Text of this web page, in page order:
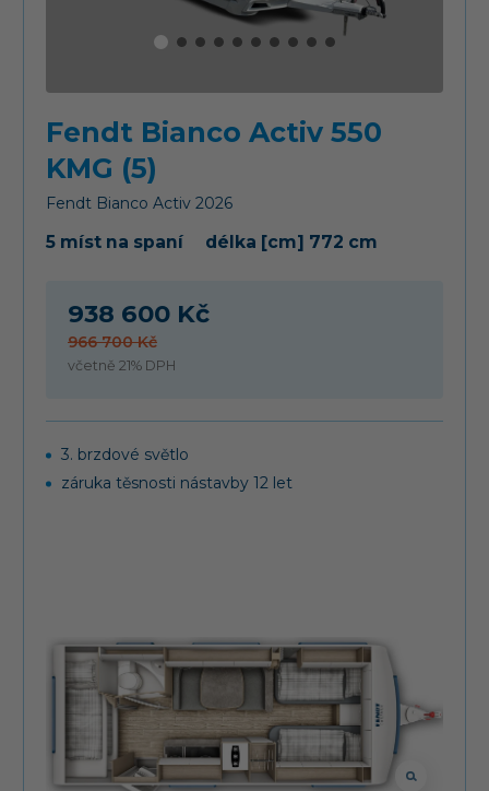
Fendt Bianco Activ 550
KMG (5)
Fendt Bianco Activ 2026
5 míst na spaní délka [cm] 772 cm
938 600 Kč
966 700 Kč
včetně 21% DPH
3. brzdové světlo
záruka těsnosti nástavby 12 let